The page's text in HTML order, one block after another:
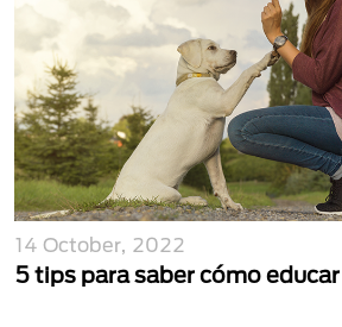
14 October, 2022
5 tips para saber cómo